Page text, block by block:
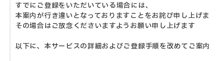
すでにご登録をいただいている場合には、
本案内が行き違いとなっておりますことをお詫び申し上げます
その場合はご放念くださいますようお願い申し上げます
以下に、本サービスの詳細およびご登録手順を改めてご案内い